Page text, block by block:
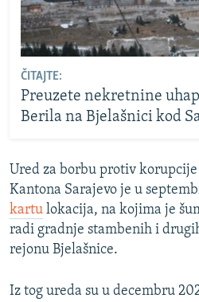
ČITAJTE:
Preuzete nekretnine
Berila na Bjelašnici kod
Ured za borbu protiv
Kantona Sarajevo je u
kartu lokacija, na kojima je
radi gradnje stambenih i
rejonu Bjelašnice.
Iz tog ureda su u decembru